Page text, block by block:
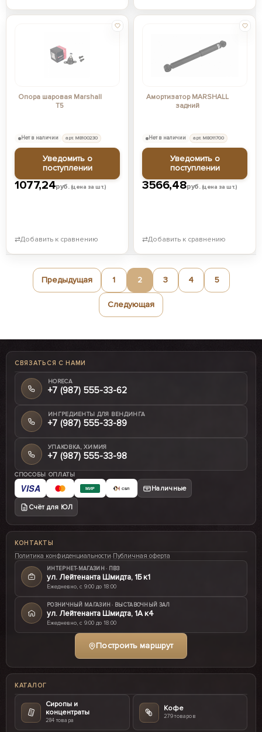
Опора шаровая Marshall
T5
1077,24руб.(цена за шт.)
Нет в наличии арт. M8100230
Уведомить о
поступлении
⇄Добавить к сравнению
Амортизатор MARSHALL
задний
3566,48руб.(цена за шт.)
Нет в наличии арт. M8011700
Уведомить о
поступлении
⇄Добавить к сравнению
Предыдущая 1 2 3 4 5
Следующая
СВЯЗАТЬСЯ С НАМИ
HORECA
+7 (987) 555-33-62
ИНГРЕДИЕНТЫ ДЛЯ ВЕНДИНГА
+7 (987) 555-33-89
УПАКОВКА, ХИМИЯ
+7 (987) 555-33-98
СПОСОБЫ ОПЛАТЫ
VISA МИР СБП Наличные
Счёт для ЮЛ
КОНТАКТЫ
Политика конфиденциальности·Публичная оферта
ИНТЕРНЕТ-МАГАЗИН · ПВЗ
ул. Лейтенанта Шмидта, 1Б к1
Ежедневно, с 9:00 до 18:00
РОЗНИЧНЫЙ МАГАЗИН · ВЫСТАВОЧНЫЙ ЗАЛ
ул. Лейтенанта Шмидта, 1А к4
Ежедневно, с 9:00 до 18:00
Построить маршрут
КАТАЛОГ
Сиропы и
концентраты
284 товара
Кофе
279 товаров